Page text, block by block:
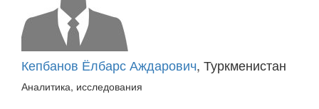
Кепбанов Ёлбарс Аждарович, Туркменистан
Аналитика, исследования